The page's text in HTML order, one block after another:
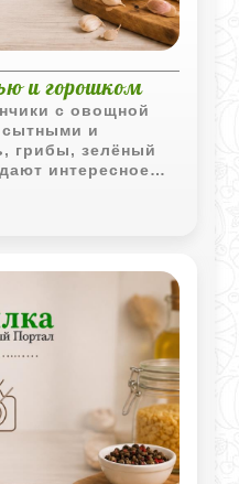
и горошком
с овощной
сытными и
грибы, зелёный
интересное
овощной